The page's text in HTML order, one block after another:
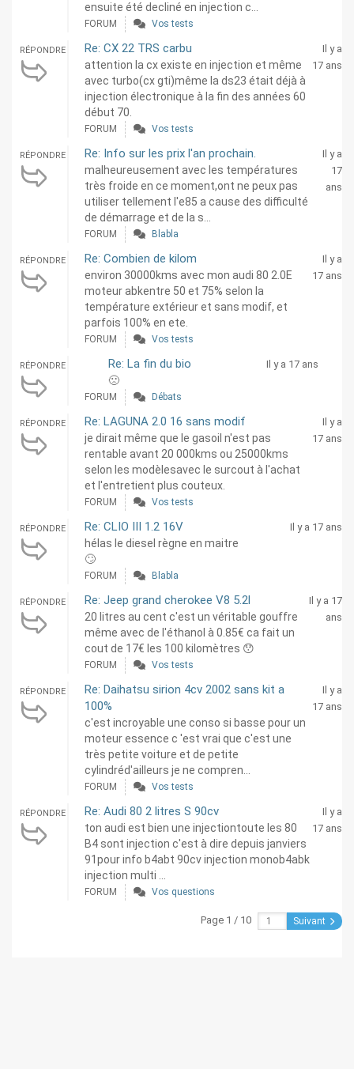
ensuite été decliné en injection c...
FORUM Vos tests
RÉPONDRE Re: CX 22 TRS carbu
attention la cx existe en injection et même
avec turbo(cx gti)même la ds23 était déjà à
injection électronique à la fin des années 60
début 70.
Il y a
17 ans
FORUM Vos tests
RÉPONDRE Re: Info sur les prix l'an prochain.
malheureusement avec les températures
très froide en ce moment,ont ne peux pas
utiliser tellement l'e85 a cause des difficulté
de démarrage et de la s...
Il y a
17
ans
FORUM Blabla
RÉPONDRE Re: Combien de kilom
environ 30000kms avec mon audi 80 2.0E
moteur abkentre 50 et 75% selon la
température extérieur et sans modif, et
parfois 100% en ete.
Il y a
17 ans
FORUM Vos tests
RÉPONDRE Re: La fin du bio
🙁
Il y a 17 ans
FORUM Débats
RÉPONDRE Re: LAGUNA 2.0 16 sans modif
je dirait même que le gasoil n'est pas
rentable avant 20 000kms ou 25000kms
selon les modèlesavec le surcout à l'achat
et l'entretient plus couteux.
Il y a
17 ans
FORUM Vos tests
RÉPONDRE Re: CLIO III 1.2 16V
hélas le diesel règne en maitre
🙄
Il y a 17 ans
FORUM Blabla
RÉPONDRE Re: Jeep grand cherokee V8 5.2l
20 litres au cent c'est un véritable gouffre
même avec de l'éthanol à 0.85€ ca fait un
cout de 17€ les 100 kilomètres 😯
Il y a 17
ans
FORUM Vos tests
RÉPONDRE
Re: Daihatsu sirion 4cv 2002 sans kit a
100%
c'est incroyable une conso si basse pour un
moteur essence c 'est vrai que c'est une
très petite voiture et de petite
cylindréd'ailleurs je ne compren...
Il y a
17 ans
FORUM Vos tests
RÉPONDRE Re: Audi 80 2 litres S 90cv
ton audi est bien une injectiontoute les 80
B4 sont injection c'est à dire depuis janviers
91pour info b4abt 90cv injection monob4abk
injection multi ...
Il y a
17 ans
FORUM Vos questions
Page 1 / 10 Suivant